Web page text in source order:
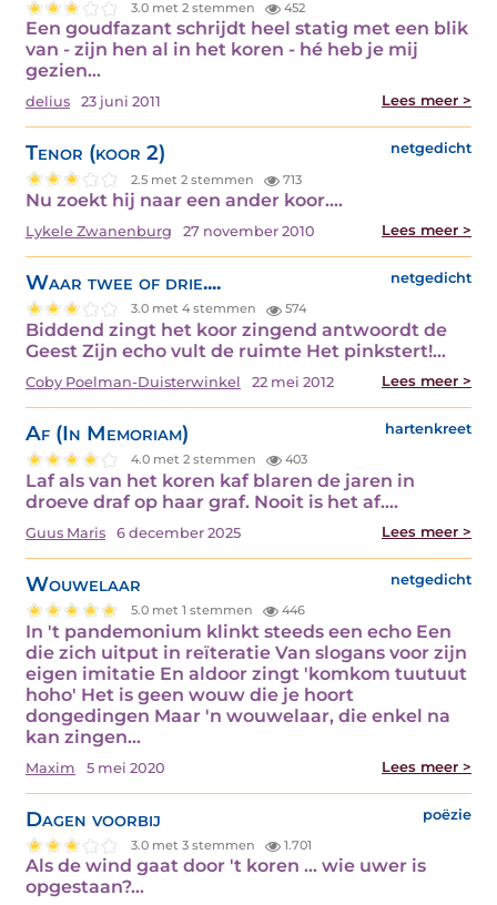
3.0 met 2 stemmen 452
Een goudfazant schrijdt heel statig met een blik
van - zijn hen al in het koren - hé heb je mij
gezien…
delius 23 juni 2011 Lees meer >
Tenor (koor 2) netgedicht
2.5 met 2 stemmen 713
Nu zoekt hij naar een ander koor.…
Lykele Zwanenburg 27 november 2010 Lees meer >
Waar twee of drie.... netgedicht
3.0 met 4 stemmen 574
Biddend zingt het koor zingend antwoordt de
Geest Zijn echo vult de ruimte Het pinkstert!…
Coby Poelman-Duisterwinkel 22 mei 2012 Lees meer >
Af (In Memoriam) hartenkreet
4.0 met 2 stemmen 403
Laf als van het koren kaf blaren de jaren in
droeve draf op haar graf. Nooit is het af.…
Guus Maris 6 december 2025 Lees meer >
Wouwelaar netgedicht
5.0 met 1 stemmen 446
In 't pandemonium klinkt steeds een echo Een
die zich uitput in reïteratie Van slogans voor zijn
eigen imitatie En aldoor zingt 'komkom tuutuut
hoho' Het is geen wouw die je hoort
dongedingen Maar 'n wouwelaar, die enkel na
kan zingen…
Maxim 5 mei 2020 Lees meer >
Dagen voorbij poëzie
3.0 met 3 stemmen 1.701
Als de wind gaat door 't koren ... wie uwer is
opgestaan?…